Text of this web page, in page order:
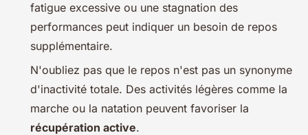
fatigue excessive ou une stagnation des
performances peut indiquer un besoin de repos
supplémentaire.
N'oubliez pas que le repos n'est pas un synonyme
d'inactivité totale. Des activités légères comme la
marche ou la natation peuvent favoriser la
récupération active.